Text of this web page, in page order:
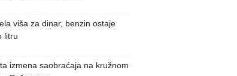
viša za dinar, benzin ostaje
litru
izmena saobraćaja na kružnom